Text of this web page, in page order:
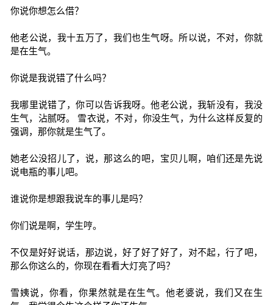
你说你想怎么借？
他老公说，我十五万了，我们也生气呀。所以说，不对，你就
是在生气。
你说是我说错了什么吗？
我哪里说错了，你可以告诉我呀。他老公说，我斩没有，我没
生气，沾腻呀。 雪衣说，不对，你没生气，为什么这样反复的
强调，那你就是生气了。
她老公没招儿了，说，那这么的吧，宝贝儿啊，咱们还是先说
说电瓶的事儿吧。
谁说你是想跟我说车的事儿是吗？
你们说是啊，学生哼。
不仅是好好说话，那边说，好了好了好了，对不起，行了吧，
那么你这么的，你现在看看大灯亮了吗？
雪姨说，你看，你果然就是在生气。他老婆说，我们又在生